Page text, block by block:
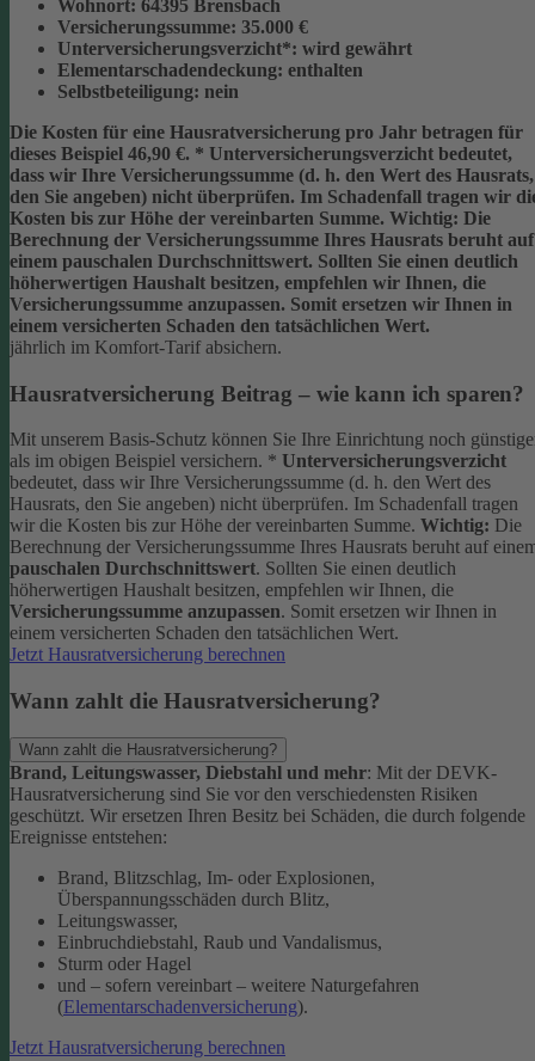
Wohnort: 64395 Brensbach
Versicherungssumme: 35.000 €
Unterversicherungsverzicht*: wird gewährt
Elementarschadendeckung: enthalten
Selbstbeteiligung: nein
Die Kosten für eine Hausratversicherung pro Jahr betragen für
dieses Beispiel 46,90 €. * Unterversicherungsverzicht bedeutet,
dass wir Ihre Versicherungssumme (d. h. den Wert des Hausrats,
den Sie angeben) nicht überprüfen. Im Schadenfall tragen wir
Kosten bis zur Höhe der vereinbarten Summe. Wichtig: Die
Berechnung der Versicherungssumme Ihres Hausrats beruht auf
einem pauschalen Durchschnittswert. Sollten Sie einen deutlich
höherwertigen Haushalt besitzen, empfehlen wir Ihnen, die
Versicherungssumme anzupassen. Somit ersetzen wir Ihnen in
einem versicherten Schaden den tatsächlichen Wert.
jährlich im Komfort-Tarif absichern.
Hausratversicherung Beitrag – wie kann ich sparen?
Mit unserem Basis-Schutz können Sie Ihre Einrichtung noch
als im obigen Beispiel versichern. * Unterversicherungsverzicht
bedeutet, dass wir Ihre Versicherungssumme (d. h. den Wert des
Hausrats, den Sie angeben) nicht überprüfen. Im Schadenfall tragen
wir die Kosten bis zur Höhe der vereinbarten Summe. Wichtig: Die
Berechnung der Versicherungssumme Ihres Hausrats beruht auf
pauschalen Durchschnittswert. Sollten Sie einen deutlich
höherwertigen Haushalt besitzen, empfehlen wir Ihnen, die
Versicherungssumme anzupassen. Somit ersetzen wir Ihnen in
einem versicherten Schaden den tatsächlichen Wert.
Jetzt Hausratversicherung berechnen
Wann zahlt die Hausratversicherung?
Wann zahlt die Hausratversicherung?
Brand, Leitungswasser, Diebstahl und mehr: Mit der DEVK-
Hausratversicherung sind Sie vor den verschiedensten Risiken
geschützt. Wir ersetzen Ihren Besitz bei Schäden, die durch folgende
Ereignisse entstehen:
Brand, Blitzschlag, Im- oder Explosionen,
Überspannungsschäden durch Blitz,
Leitungswasser,
Einbruchdiebstahl, Raub und Vandalismus,
Sturm oder Hagel
und – sofern vereinbart – weitere Naturgefahren
(Elementarschadenversicherung).
Jetzt Hausratversicherung berechnen